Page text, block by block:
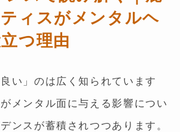
ィスがメンタルヘ
つ理由
良い」のは広く知られています
メンタル面に与える影響につい
ンスが蓄積されつつあります。